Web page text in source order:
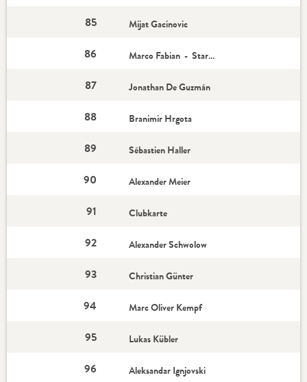
85 Mijat Gacinovic
86 Marco Fabian - Star-Spieler
87 Jonathan De Guzmán
88 Branimir Hrgota
89 Sébastien Haller
90 Alexander Meier
91 Clubkarte
92 Alexander Schwolow
93 Christian Günter
94 Marc Oliver Kempf
95 Lukas Kübler
96 Aleksandar Ignjovski